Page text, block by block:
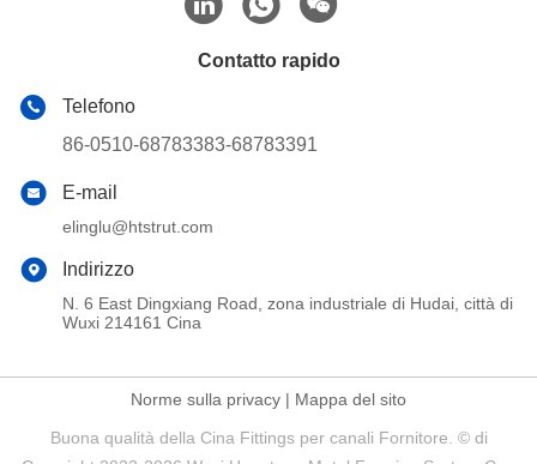
Contatto rapido
Telefono
86-0510-68783383-68783391
E-mail
elinglu@htstrut.com
Indirizzo
N. 6 East Dingxiang Road, zona industriale di Hudai, città di
Wuxi 214161 Cina
Norme sulla privacy | Mappa del sito
Buona qualità della Cina Fittings per canali Fornitore. © di